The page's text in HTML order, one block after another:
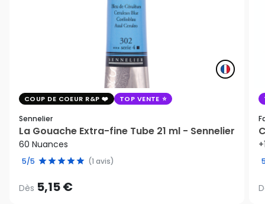
COUP DE COEUR R&P TOP VENTE
Sennelier
La Gouache Extra-fine Tube 21 ml - Sennelier
60 Nuances
5/5 (1 avis)
Dès 5,15 €